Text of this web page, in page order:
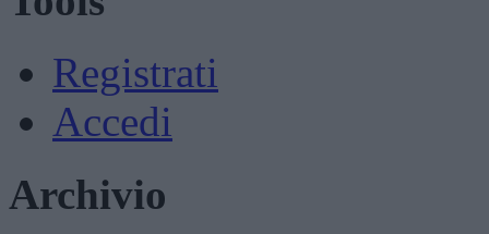
Registrati
Accedi
Archivio